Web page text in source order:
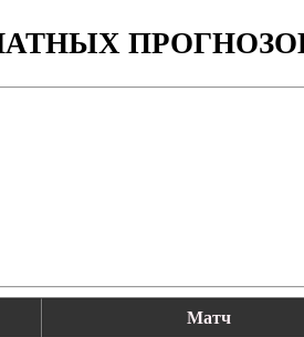
ПРОГНОЗОВ
Матч